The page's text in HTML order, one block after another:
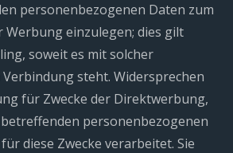
personenbezogenen Daten zum
Werbung einzulegen; dies gilt
soweit es mit solcher
steht. Widersprechen
für Zwecke der Direktwerbung,
personenbezogenen
diese Zwecke verarbeitet. Sie